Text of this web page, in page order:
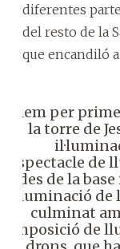
diferentes
del resto de la
que encandiló
Veiem per
la torre de
L'espectacle
des de la
il·luminació de
culminat
de